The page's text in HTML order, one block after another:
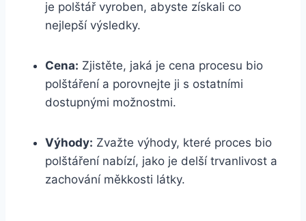
je polštář vyroben, abyste získali co
nejlepší výsledky.
Cena: Zjistěte, jaká je cena procesu bio
polštáření a porovnejte ji s ostatními
dostupnými možnostmi.
Výhody: Zvažte výhody, které proces bio
polštáření nabízí,⁢ jako je delší trvanlivost a
zachování měkkosti látky.